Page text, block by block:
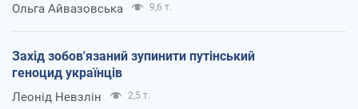
Ольга Айвазовська 9,6 т.
Захід зобов'язаний зупинити путінський
геноцид українців
Леонід Невзлін 2,5 т.